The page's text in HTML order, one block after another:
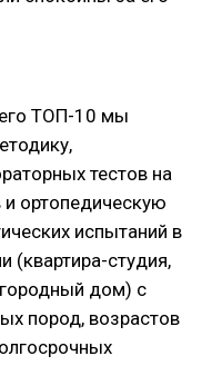
ТОП-10 мы
тестов на
и ортопедическую
испытаний в
(квартира-студия,
дом) с
пород, возрастов